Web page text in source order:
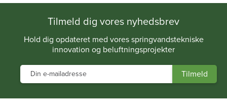
Tilmeld dig vores nyhedsbrev
Hold dig opdateret med vores springvandstekniske
innovation og beluftningsprojekter